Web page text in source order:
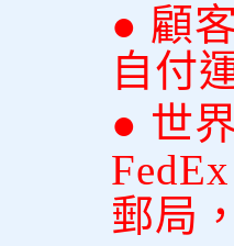
● 顧
自付
● 世
郵局